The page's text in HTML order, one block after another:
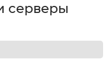
серверы